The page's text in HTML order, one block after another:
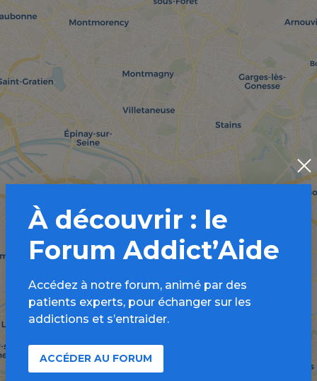
À découvrir : le
Forum Addict’Aide
Accédez à notre forum, animé par des
patients experts, pour échanger sur les
addictions et s’entraider.
ACCÉDER AU FORUM